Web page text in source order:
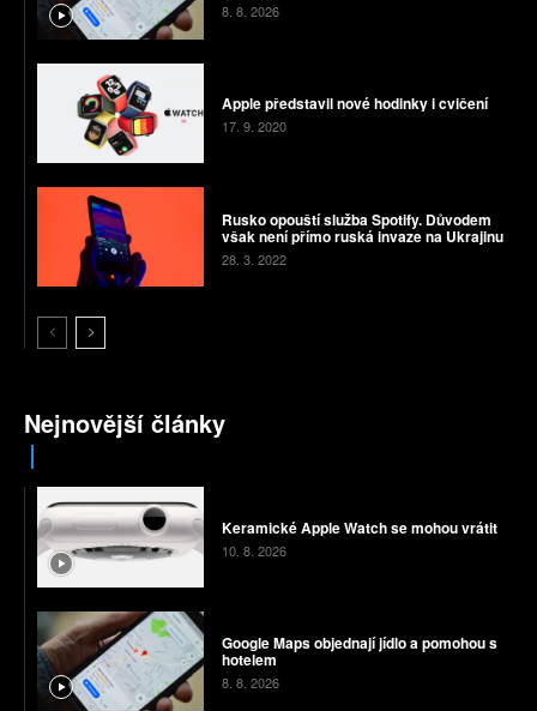
8. 8. 2026
Apple představil nové hodinky i cvičení
17. 9. 2020
Rusko opouští služba Spotify. Důvodem
však není přímo ruská invaze na Ukrajinu
28. 3. 2022
Nejnovější články
Keramické Apple Watch se mohou vrátit
10. 8. 2026
Google Maps objednají jídlo a pomohou s
hotelem
8. 8. 2026